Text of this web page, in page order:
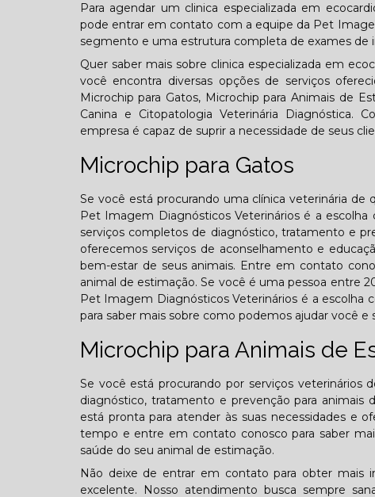
Para agendar um clinica especializada em
pode entrar em contato com a equipe da Pet
segmento e uma estrutura completa de exames de
Quer saber mais sobre clinica especializada em
você encontra diversas opções de serviços
Microchip para Gatos, Microchip para Animais de
Canina e Citopatologia Veterinária Diagnóstica.
empresa é capaz de suprir a necessidade de seus
Microchip para Gatos
Se você está procurando uma clínica veterinária de
Pet Imagem Diagnósticos Veterinários é a
serviços completos de diagnóstico, tratamento e
oferecemos serviços de aconselhamento e
bem-estar de seus animais. Entre em contato
animal de estimação. Se você é uma pessoa entre
Pet Imagem Diagnósticos Veterinários é a
para saber mais sobre como podemos ajudar você e
Microchip para Animais de
Se você está procurando por serviços veterinários
diagnóstico, tratamento e prevenção para animais
está pronta para atender às suas necessidades e
tempo e entre em contato conosco para saber
saúde do seu animal de estimação.
Não deixe de entrar em contato para obter mais
excelente. Nosso atendimento busca sempre